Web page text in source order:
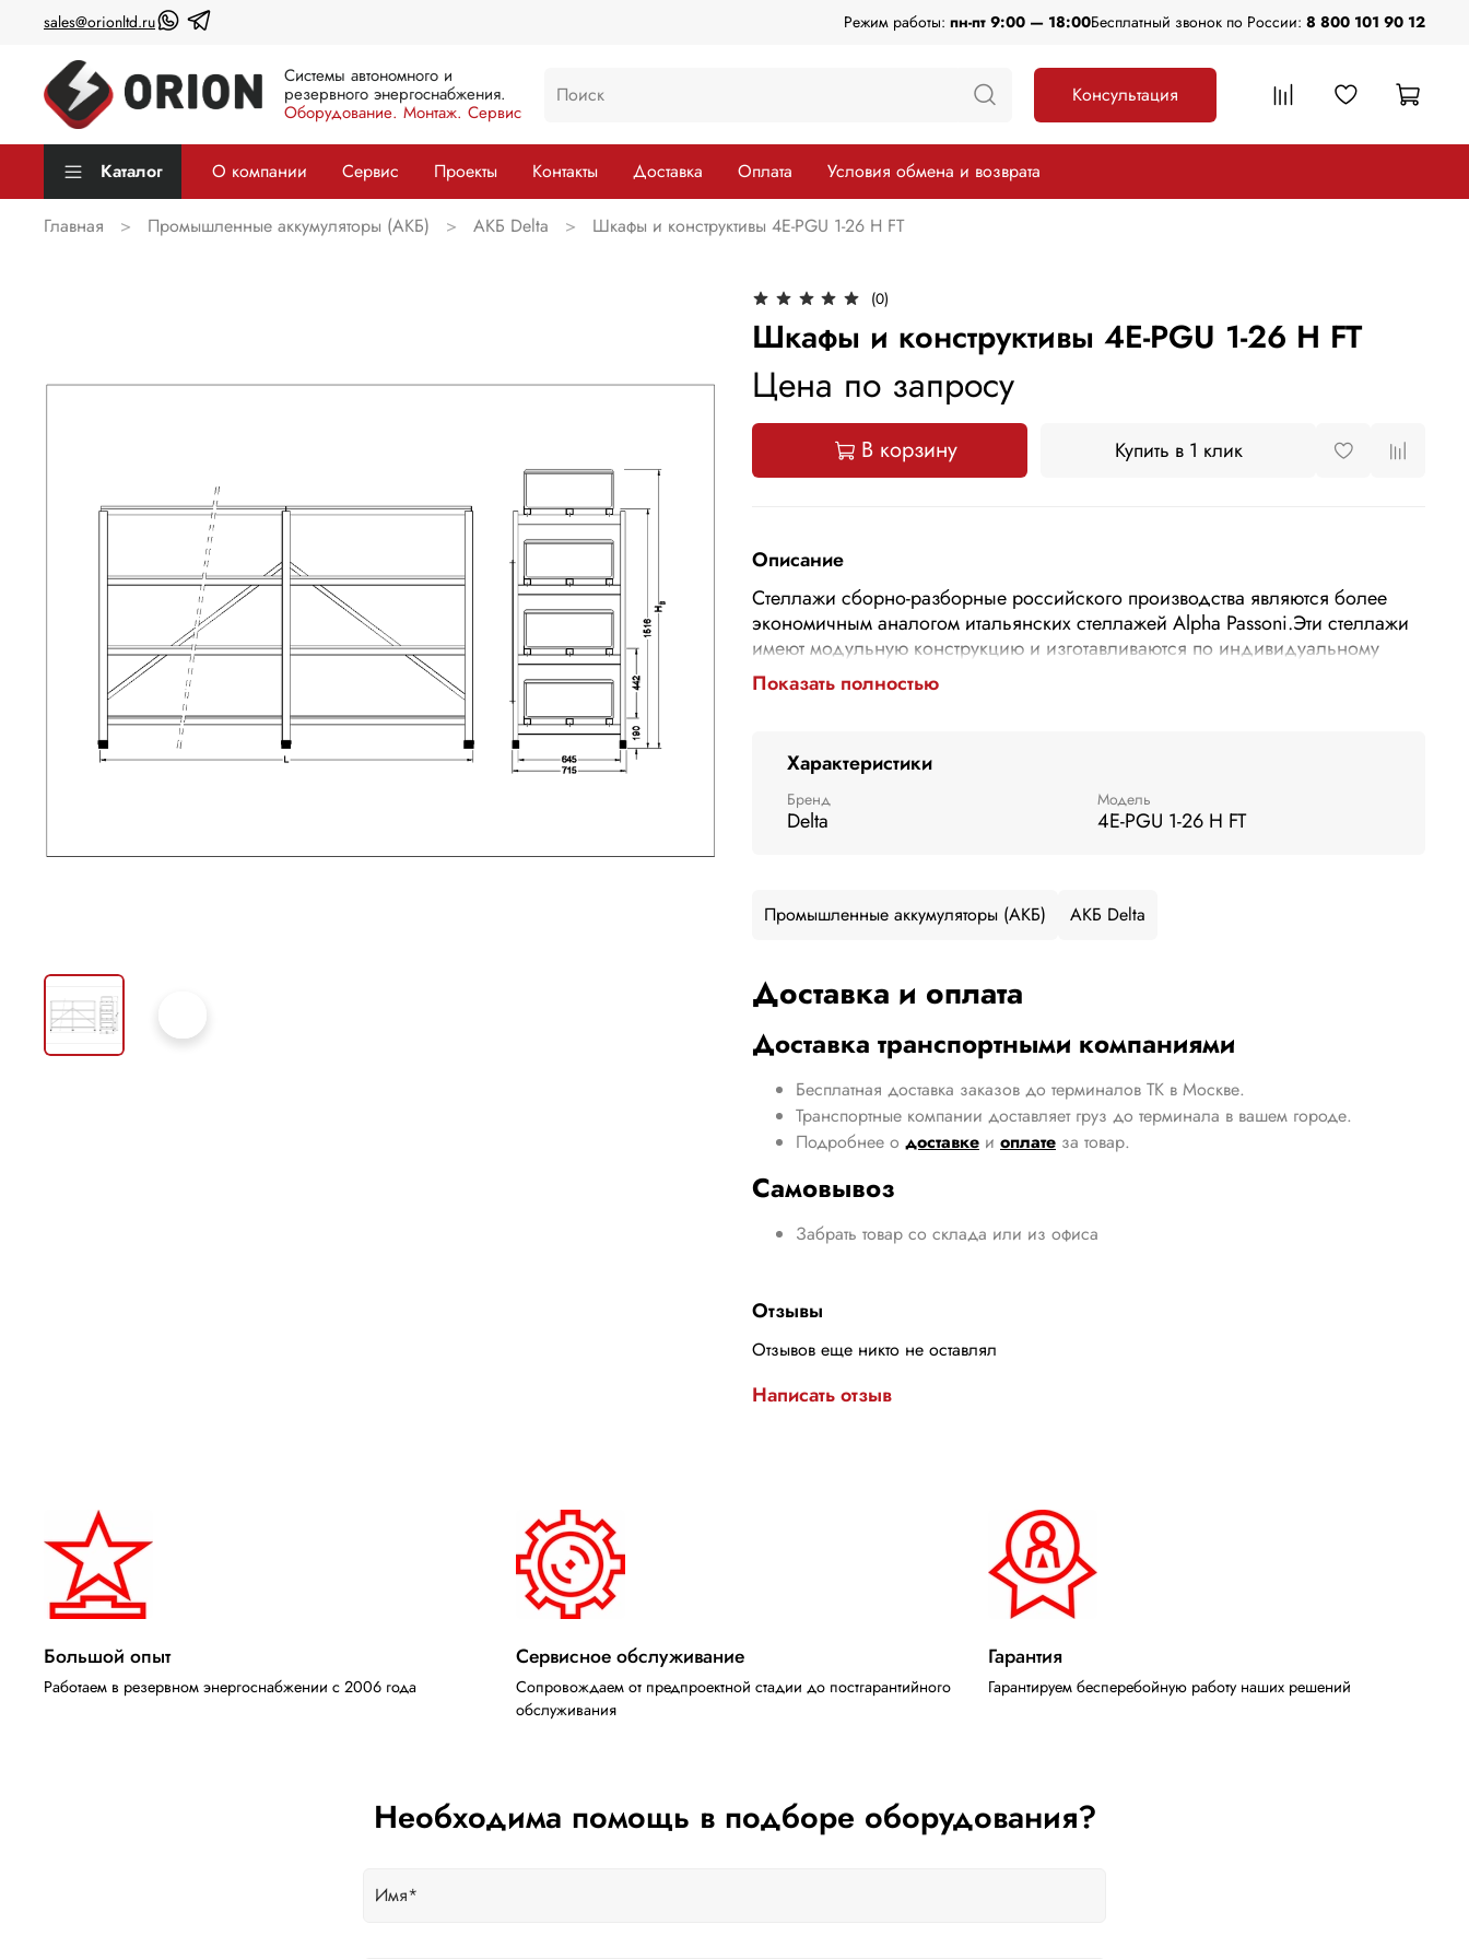
sales@orionltd.ru Режим работы: пн-пт 9:00 — 18:00Бесплатный звонок по России: 8 800 101 90 12
Системы автономного и
резервного энергоснабжения.
Оборудование. Монтаж. Сервис
Консультация
Каталог О компании Сервис Проекты Контакты Доставка Оплата Условия обмена и возврата
Главная Промышленные аккумуляторы (АКБ) АКБ Delta Шкафы и конструктивы 4E-PGU 1-26 H FT
(0)
Шкафы и конструктивы 4E-PGU 1-26 H FT
Цена по запросу
В корзину Купить в 1 клик
Описание
Стеллажи сборно-разборные российского производства являются более
экономичным аналогом итальянских стеллажей Alpha Passoni.Эти стеллажи
имеют модульную конструкцию и изготавливаются по индивидуальному
заказу, подходят для любых аккумуляторов; - легко монтируются и
демонтируются при помощи отвертки и гаечного ключа; оптимизированы по
Показать полностью
Характеристики
Бренд
Delta
Модель
4E-PGU 1-26 H FT
Промышленные аккумуляторы (АКБ) АКБ Delta
Доставка и оплата
Доставка транспортными компаниями
Бесплатная доставка заказов до терминалов ТК в Москве.
Транспортные компании доставляет груз до терминала в вашем городе.
Подробнее о доставке и оплате за товар.
Самовывоз
Забрать товар со склада или из офиса
Отзывы
Отзывов еще никто не оставлял
Написать отзыв
Большой опыт
Работаем в резервном энергоснабжении с 2006 года
Сервисное обслуживание
Сопровождаем от предпроектной стадии до постгарантийного
обслуживания
Гарантия
Гарантируем бесперебойную работу наших решений
Необходима помощь в подборе оборудования?